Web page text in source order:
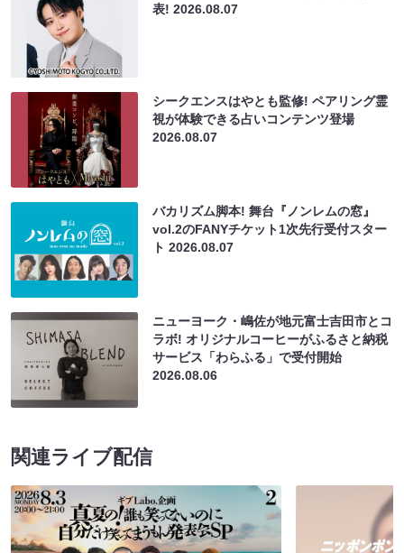
表!2026.08.07
シークエンスはやとも監修! ペアリング霊
視が体験できる占いコンテンツ登場
2026.08.07
バカリズム脚本! 舞台『ノンレムの窓』
vol.2のFANYチケット1次先行受付スター
ト2026.08.07
ニューヨーク・嶋佐が地元富士吉田市とコ
ラボ! オリジナルコーヒーがふるさと納税
サービス「わらふる」で受付開始
2026.08.06
関連ライブ配信